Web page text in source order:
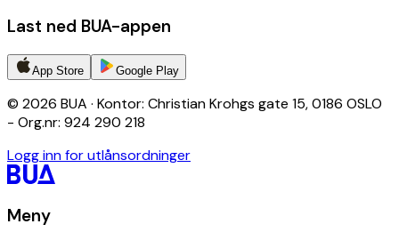
Last ned BUA-appen
App Store Google Play
© 2026 BUA · Kontor: Christian Krohgs gate 15, 0186 OSLO
- Org.nr: 924 290 218
Logg inn for utlånsordninger
Meny